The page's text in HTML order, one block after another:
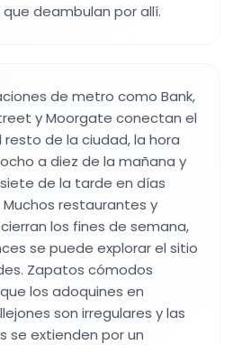
deambulan por allí.
de metro como Bank,
y Moorgate conectan el
resto de la ciudad, la hora
a diez de la mañana y
de la tarde en días
restaurantes y
los fines de semana,
se puede explorar el sitio
Zapatos cómodos
los adoquines en
son irregulares y las
se extienden por un